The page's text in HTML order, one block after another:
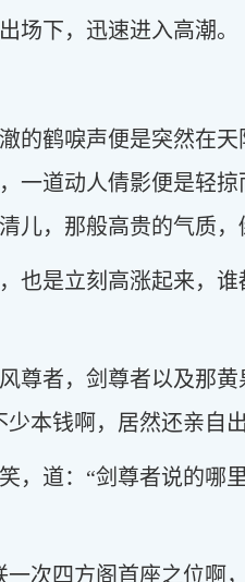
场下，迅速进入高潮。
的鹤唳声便是突然在
一道动人倩影便是轻
儿，那般高贵的气质，
也是立刻高涨起来，
尊者，剑尊者以及那
本钱啊，居然还亲自
，道：“剑尊者说的哪
次四方阁首座之位啊